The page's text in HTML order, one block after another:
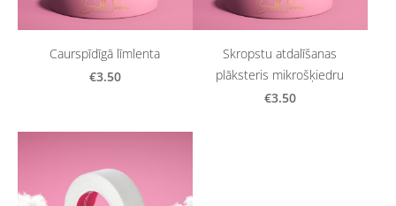
Caurspīdīgā līmlenta
€3.50
Skropstu atdalīšanas
plāksteris mikrošķiedru
€3.50